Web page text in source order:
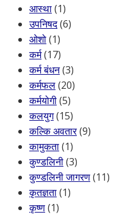
आस्था(1)
उपनिषद(6)
ओशो(1)
कर्म(17)
कर्म बंधन(3)
कर्मफल(20)
कर्मयोगी(5)
कलयुग(15)
कल्कि अवतार(9)
कामुकता(1)
कुण्डलिनी(3)
कुण्डलिनी जागरण(11)
कृतज्ञता(1)
कृष्ण(1)